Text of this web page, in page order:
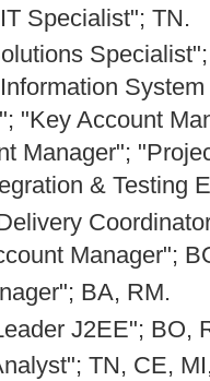
Specialist"; TN.
"Key Account
Manager";
& Testing
Manager";
BA, RM.
J2EE"; BO,
TN, CE,